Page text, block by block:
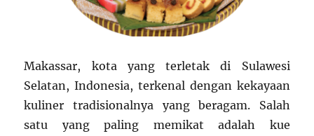
Makassar, kota yang terletak di Sulawesi
Selatan, Indonesia, terkenal dengan kekayaan
kuliner tradisionalnya yang beragam. Salah
satu yang paling memikat adalah kue